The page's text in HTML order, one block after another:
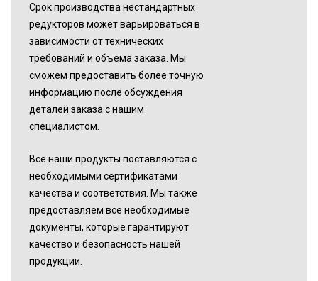
Срок производства нестандартных
редукторов может варьироваться в
зависимости от технических
требований и объема заказа. Мы
сможем предоставить более точную
информацию после обсуждения
деталей заказа с нашим
специалистом.
Все наши продукты поставляются с
необходимыми сертификатами
качества и соответствия. Мы также
предоставляем все необходимые
документы, которые гарантируют
качество и безопасность нашей
продукции.